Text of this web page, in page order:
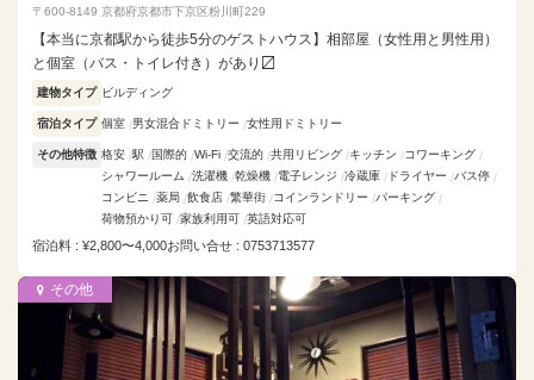
〒600-8149 京都府京都市下京区粉川町229
【本当に京都駅から徒歩5分のゲストハウス】相部屋（女性用と男性用）
と個室（バス・トイレ付き）があり〼
建物タイプ ビルディング
宿泊タイプ 個室 男女混合ドミトリー 女性用ドミトリー
その他特徴 格安 駅 国際的 Wi-Fi 交流的 共用リビング キッチン
コワーキング
シャワールーム
洗濯機 乾燥機 電子レンジ 冷蔵庫 ドライヤー
バス停
コンビニ
薬局 飲食店 繁華街 コインランドリー
パーキング
荷物預かり可 家族利用可 英語対応可
宿泊料 : ¥2,800〜4,000お問い合せ : 0753713577
その他